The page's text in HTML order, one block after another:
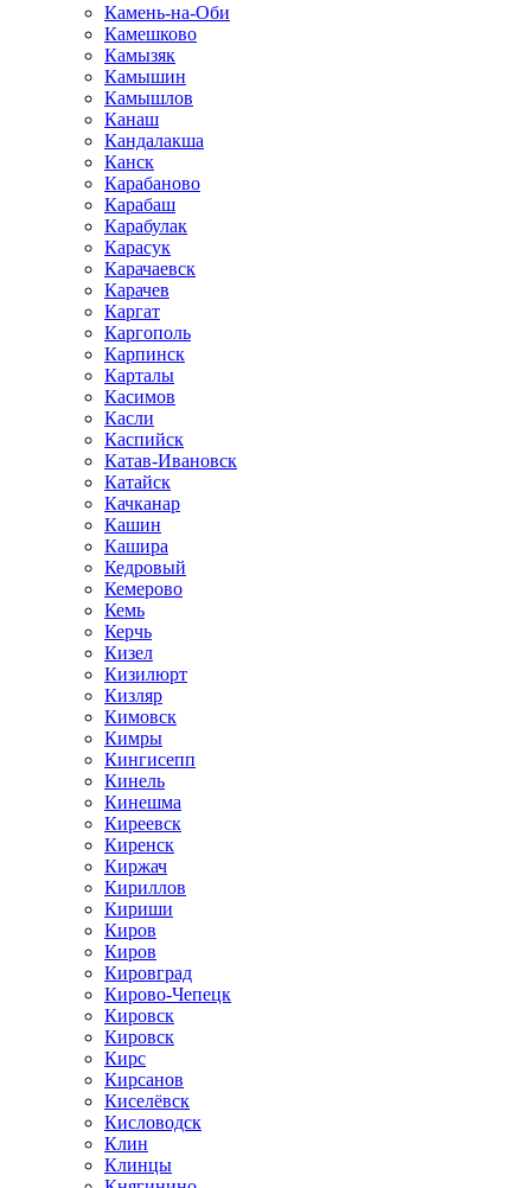
Камень-на-Оби
Камешково
Камызяк
Камышин
Камышлов
Канаш
Кандалакша
Канск
Карабаново
Карабаш
Карабулак
Карасук
Карачаевск
Карачев
Каргат
Каргополь
Карпинск
Карталы
Касимов
Касли
Каспийск
Катав-Ивановск
Катайск
Качканар
Кашин
Кашира
Кедровый
Кемерово
Кемь
Керчь
Кизел
Кизилюрт
Кизляр
Кимовск
Кимры
Кингисепп
Кинель
Кинешма
Киреевск
Киренск
Киржач
Кириллов
Кириши
Киров
Киров
Кировград
Кирово-Чепецк
Кировск
Кировск
Кирс
Кирсанов
Киселёвск
Кисловодск
Клин
Клинцы